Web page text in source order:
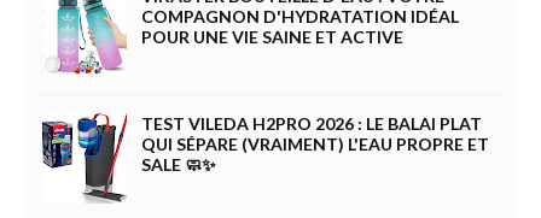
COMPAGNON D'HYDRATATION IDÉAL
POUR UNE VIE SAINE ET ACTIVE
TEST VILEDA H2PRO 2026 : LE BALAI PLAT
QUI SÉPARE (VRAIMENT) L'EAU PROPRE ET
SALE 🧼✨